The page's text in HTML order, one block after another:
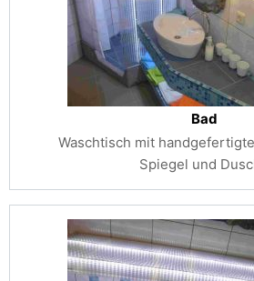
Bad
Waschtisch mit
Spiegel und